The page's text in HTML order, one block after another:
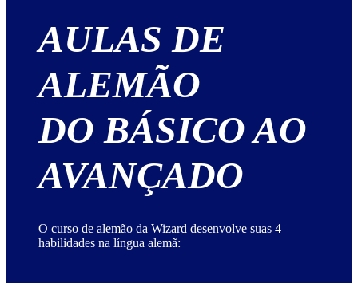
AULAS DE
ALEMÃO
DO BÁSICO AO
AVANÇADO
O curso de alemão da Wizard desenvolve suas 4
habilidades na língua alemã: